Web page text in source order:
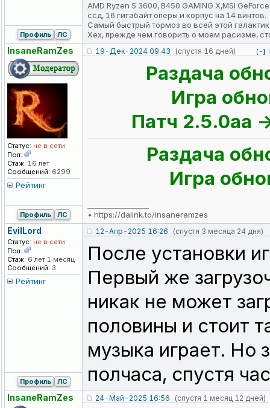
AMD Ryzen 5 3600, B450 GAMING X,MSI
ссд, 16 гигабайт оперы и корпус на 14 винтов.
Самый быстрый тормоз во всей этой
Хех, прежде чем говорить о моем расизме,
Профиль ЛС
InsaneRamZes
Статус: не в сети
Пол:
Стаж: 16 лет
Сообщений: 6299
Рейтинг
19-Дек-2024 09:43 (спустя 16 дней) [-]
Раздача
Игра
Патч 2.5.0aa
Раздача
Игра
• https://dalink.to/insaneramzes
Профиль ЛС
EvilLord
Статус: не в сети
Пол:
Стаж: 6 лет 1 месяц
Сообщений: 3
Рейтинг
12-Апр-2025 16:26 (спустя 3 месяца 24 дня)
После установки
Первый же
никак не может
половины и стоит
музыка играет. Но
полчаса, спустя
Профиль ЛС
InsaneRamZes 24-Май-2025 16:56 (спустя 1 месяц 12 дней)